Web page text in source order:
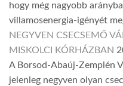
hogy még nagyobb
villamosenergia-igényét
NEGYVEN CSECSEMŐ
MISKOLCI KÓRHÁZBAN
A Borsod-Abaúj-Zemplén
jelenleg negyven olyan